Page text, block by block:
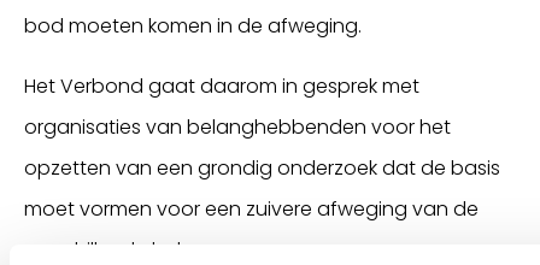
bod moeten komen in de afweging.
Het Verbond gaat daarom in gesprek met
organisaties van belanghebbenden voor het
opzetten van een grondig onderzoek dat de basis
moet vormen voor een zuivere afweging van de
verschillende belangen.